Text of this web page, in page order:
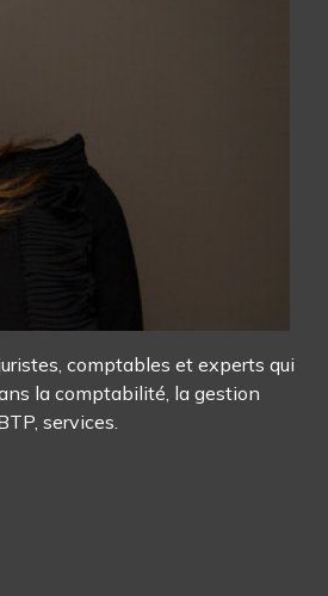
comptables et experts qui
la comptabilité, la gestion
services.